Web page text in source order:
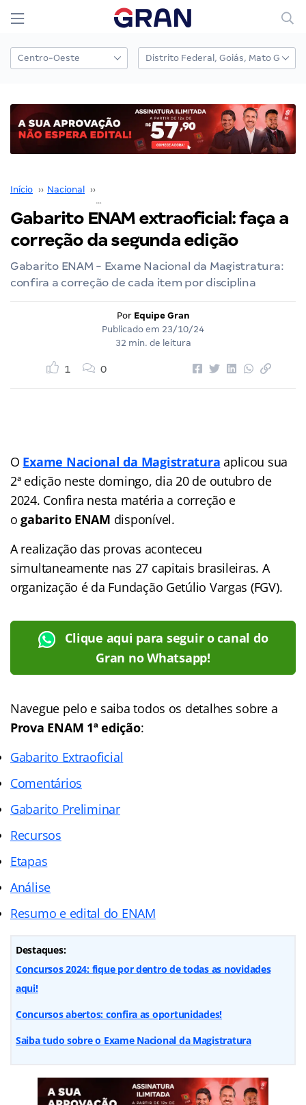
Início ›› Nacional ››
Gabarito ENAM extraoficial: faça a
correção da segunda edição
Gabarito ENAM - Exame Nacional da Magistratura:
confira a correção de cada item por disciplina
Por Equipe Gran
Publicado em 23/10/24
32 min. de leitura
1 0
O Exame Nacional da Magistratura aplicou sua
2ª edição neste domingo, dia 20 de outubro de
2024. Confira nesta matéria a correção e
ogabarito ENAM disponível.
A realização das provas aconteceu
simultaneamente nas 27 capitais brasileiras. A
organização é da Fundação Getúlio Vargas (FGV).
Clique aqui para seguir o canal do
Gran no Whatsapp!
Navegue pelo e saiba todos os detalhes sobre a
Prova ENAM 1ª edição:
Gabarito Extraoficial
Comentários
Gabarito Preliminar
Recursos
Etapas
Análise
Resumo e edital do ENAM
Destaques:
Concursos 2024: fique por dentro de todas as novidades
aqui!
Concursos abertos: confira as oportunidades!
Saiba tudo sobre o Exame Nacional da Magistratura